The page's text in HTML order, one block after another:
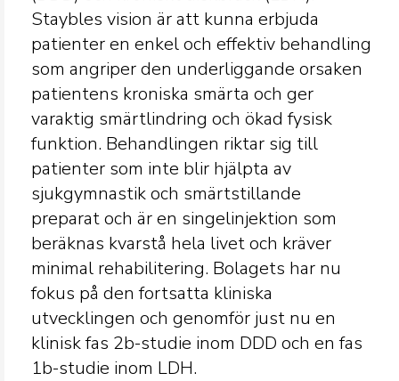
Staybles vision är att kunna erbjuda
patienter en enkel och effektiv behandling
som angriper den underliggande orsaken
patientens kroniska smärta och ger
varaktig smärtlindring och ökad fysisk
funktion. Behandlingen riktar sig till
patienter som inte blir hjälpta av
sjukgymnastik och smärtstillande
preparat och är en singelinjektion som
beräknas kvarstå hela livet och kräver
minimal rehabilitering. Bolagets har nu
fokus på den fortsatta kliniska
utvecklingen och genomför just nu en
klinisk fas 2b-studie inom DDD och en fas
1b-studie inom LDH.